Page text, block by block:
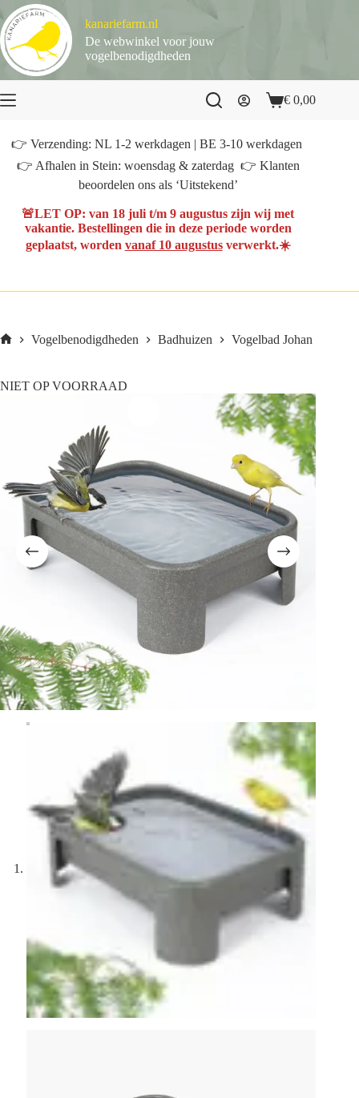
naar
de
inhoud
kanariefarm.nl
De webwinkel voor jouw
vogelbenodigdheden
Winkelwagen
€ 0,00
👉 Verzending: NL 1-2 werkdagen | BE 3-10 werkdagen
👉 Afhalen in Stein: woensdag & zaterdag 👉 Klanten
beoordelen ons als ‘Uitstekend’
🚨LET OP: van 18 juli t/m 9 augustus zijn wij met
vakantie. Bestellingen die in deze periode worden
geplaatst, worden vanaf 10 augustusverwerkt.☀️
Vogelbenodigdheden Badhuizen Vogelbad Johan
NIET OP VOORRAAD